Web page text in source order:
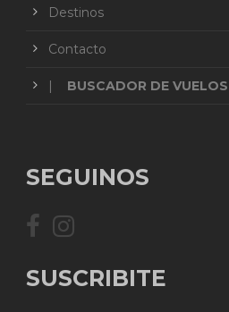
Destinos
Contacto
BUSCADOR DE VUELOS
SEGUINOS
SUSCRIBITE